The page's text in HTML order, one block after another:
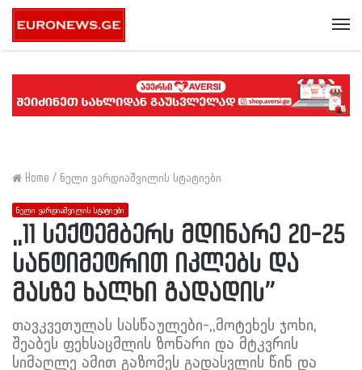
Home / ნელი ვარდიაშვილის სტატიები
ნელი ვარდიაშვილის სტატიები
,,11 სექტემბერს მდინარე 20-25
სანტიმეტრით იკლებს და
მასზე ხალხი გადადის”
თავკვეთულას სასწაულები-,,მოტეხეს ჯოხი,
შეაბეს ფეხსაცმლის ზონარი და მტკვრის
სიმაღლე ამით გაზომეს გადასვლის წინ და